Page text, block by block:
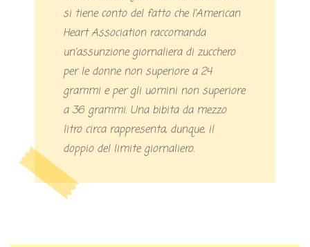
si tiene conto del fatto che l’American
Heart Association raccomanda
un’assunzione giornaliera di zucchero
per le donne non superiore a 24
grammi e per gli uomini non superiore
a 36 grammi. Una bibita da mezzo
litro circa rappresenta, dunque, il
doppio del limite giornaliero.